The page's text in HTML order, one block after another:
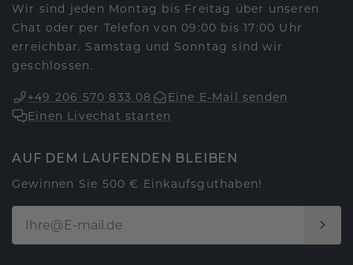
Wir sind jeden Montag bis Freitag über unseren
Chat oder per Telefon von 09:00 bis 17:00 Uhr
erreichbar. Samstag und Sonntag sind wir
geschlossen.
+49 206 570 833 08
Eine E-Mail senden
Einen Livechat starten
AUF DEM LAUFENDEN BLEIBEN
Gewinnen Sie 500 € Einkaufsguthaben!